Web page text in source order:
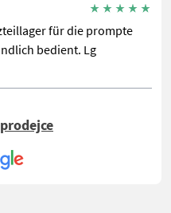
für die prompte
bedient. Lg